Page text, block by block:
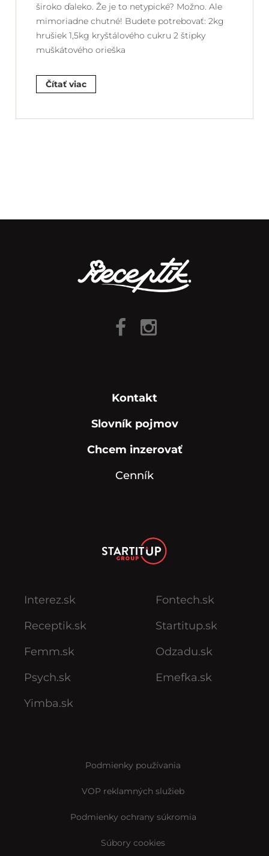
široko ďaleko. Že je to netypické? Možno. Ale
mimoriadne chutné! Budete potrebovať: 2kg
hrušiek 1,5kg kryštálového cukru 2 štipky
muškátového orieška
Čítať viac
Kontakt
Slovník pojmov
Chcem inzerovať
Cenník
Interez.sk
Receptik.sk
Femm.sk
Psych.sk
Yimba.sk
Fontech.sk
Startitup.sk
Odzadu.sk
Emefka.sk
Podmienky používania
VOP reklamných služieb
Podmienky ochrany súkromia
Súbory cookies